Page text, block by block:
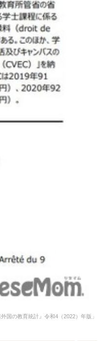
国の教育統計』令和4（2022）年版」